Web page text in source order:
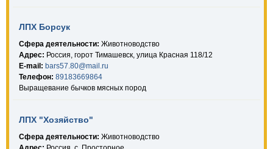
ЛПХ Борсук
Сфера деятельности: Животноводство
Адрес: Россия, горот Тимашевск, улица Красная 118/12
E-mail: bars57.80@mail.ru
Телефон: 89183669864
Выращевание бычков мясных пород
ЛПХ "Хозяйство"
Сфера деятельности: Животноводство